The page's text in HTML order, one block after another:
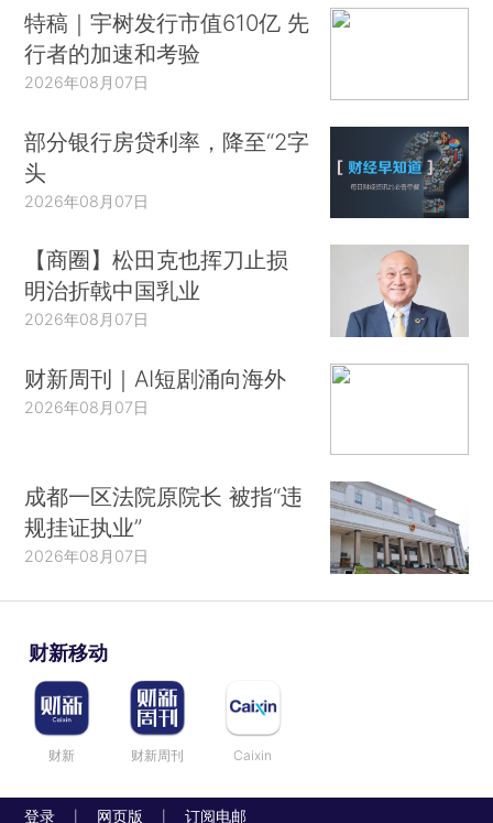
特稿｜宇树发行市值610亿 先
行者的加速和考验
2026年08月07日
部分银行房贷利率，降至“2字
头
2026年08月07日
【商圈】松田克也挥刀止损
明治折戟中国乳业
2026年08月07日
财新周刊｜AI短剧涌向海外
2026年08月07日
成都一区法院原院长 被指“违
规挂证执业”
2026年08月07日
财新移动
财新 财新周刊 Caixin
登录 网页版 订阅电邮